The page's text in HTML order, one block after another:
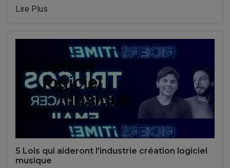
Lire Plus
5 Lois qui aideront l'industrie création logiciel
musique